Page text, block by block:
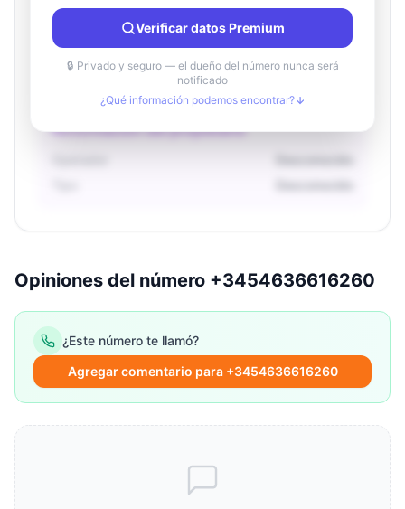
País
Desconocido
Ciudad
Desconocido
Región
Desconocido
Información del propietario
Verificar datos Premium
🔒 Privado y seguro — el dueño del número nunca será
notificado
¿Qué información podemos encontrar?
Opiniones del número +3454636616260
¿Este número te llamó?
Agregar comentario para +3454636616260